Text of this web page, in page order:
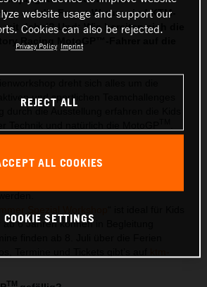
auf die Frage: Warum sind KTM-
mit dabei? Und: Wie bereiten sich die
und sportlichen Teamchallenges
-Bike. Dieses wird im Lasercutter
ab 6 Jahren können in Begleitung
TM
website usage and support our
Cookies can also be rejected.
Privacy Policy Imprint
REJECT ALL
ALL COOKIES
COOKIE SETTINGS